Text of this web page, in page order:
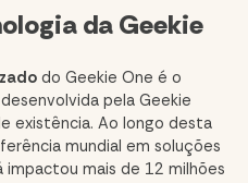
da Geekie
do Geekie One é o
pela Geekie
existência. Ao longo desta
mundial em soluções
impactou mais de 12 milhões